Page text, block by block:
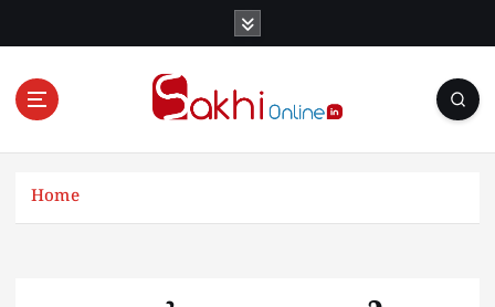
Online News Portal
Home